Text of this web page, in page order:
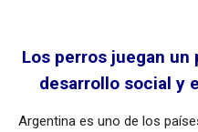
Los perros juegan
desarrollo social y
Argentina es uno de los